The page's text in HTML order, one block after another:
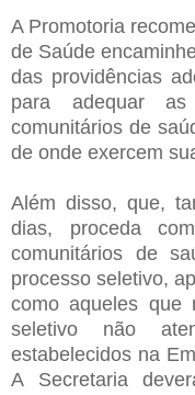
A Promotoria
de Saúde
das providências
para adequar
comunitários de
de onde exercem
Além disso, que,
dias, proceda
comunitários de
processo seletivo,
como aqueles que
seletivo não
estabelecidos na
A Secretaria